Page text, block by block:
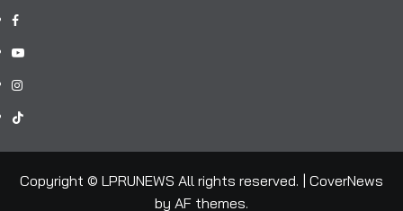
facebook
youtube
instagram
tiktok
Copyright © LPRUNEWS All rights reserved.
CoverNews
by AF themes.